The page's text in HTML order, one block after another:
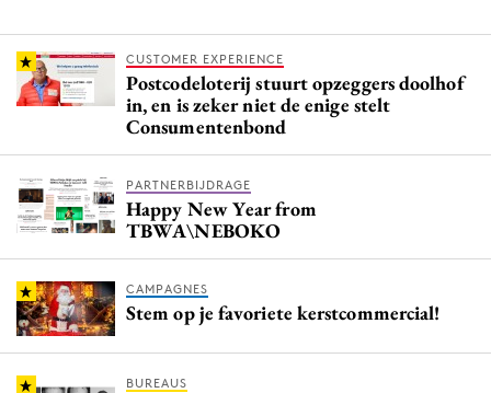
CUSTOMER EXPERIENCE
Postcodeloterij stuurt opzeggers doolhof
in, en is zeker niet de enige stelt
Consumentenbond
PARTNERBIJDRAGE
Happy New Year from
TBWA\NEBOKO
CAMPAGNES
Stem op je favoriete kerstcommercial!
BUREAUS